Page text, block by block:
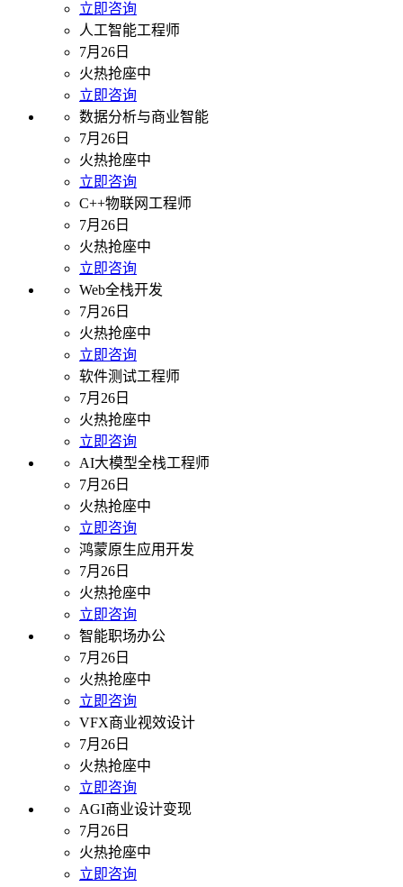
立即咨询
人工智能工程师
7月26日
火热抢座中
立即咨询
数据分析与商业智能
7月26日
火热抢座中
立即咨询
C++物联网工程师
7月26日
火热抢座中
立即咨询
Web全栈开发
7月26日
火热抢座中
立即咨询
软件测试工程师
7月26日
火热抢座中
立即咨询
AI大模型全栈工程师
7月26日
火热抢座中
立即咨询
鸿蒙原生应用开发
7月26日
火热抢座中
立即咨询
智能职场办公
7月26日
火热抢座中
立即咨询
VFX商业视效设计
7月26日
火热抢座中
立即咨询
AGI商业设计变现
7月26日
火热抢座中
立即咨询